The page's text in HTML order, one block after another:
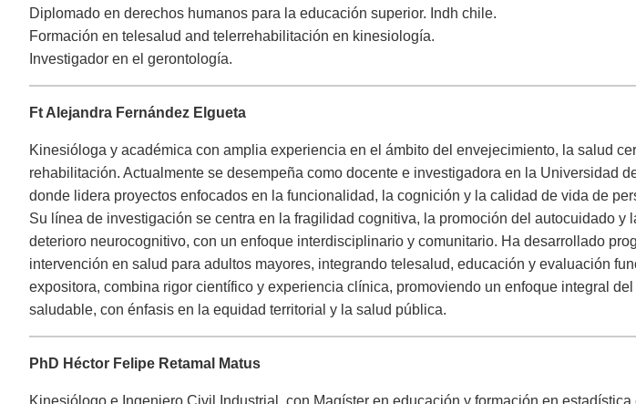
Diplomado en derechos humanos para la educación superior. Indh chile.
Formación en telesalud and telerrehabilitación en kinesiología.
Investigador en el gerontología.
Ft Alejandra Fernández Elgueta
Kinesióloga y académica con amplia experiencia en el ámbito del envejecimiento, la salud
rehabilitación. Actualmente se desempeña como docente e investigadora en la Universidad
donde lidera proyectos enfocados en la funcionalidad, la cognición y la calidad de vida de
Su línea de investigación se centra en la fragilidad cognitiva, la promoción del autocuidado y
deterioro neurocognitivo, con un enfoque interdisciplinario y comunitario. Ha desarrollado
intervención en salud para adultos mayores, integrando telesalud, educación y evaluación
expositora, combina rigor científico y experiencia clínica, promoviendo un enfoque integral
saludable, con énfasis en la equidad territorial y la salud pública.
PhD Héctor Felipe Retamal Matus
Kinesiólogo e Ingeniero Civil Industrial, con Magíster en educación y formación en